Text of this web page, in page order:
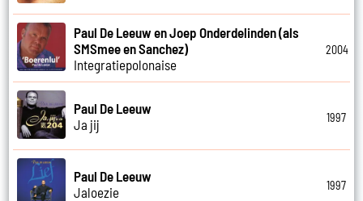
Paul De Leeuw en Joep Onderdelinden (als
SMSmee en Sanchez)
Integratiepolonaise
2004
Paul De Leeuw
Ja jij
1997
Paul De Leeuw
Jaloezie
1997